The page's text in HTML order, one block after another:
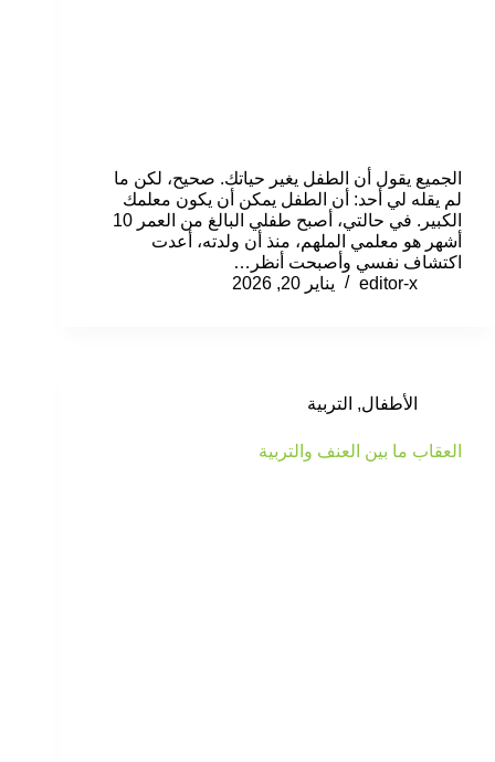
الجميع يقول أن الطفل يغير حياتك. صحيح، لكن ما
لم يقله لي أحد: أن الطفل يمكن أن يكون معلمك
الكبير. في حالتي، أصبح طفلي البالغ من العمر 10
أشهر هو معلمي الملهم، منذ أن ولدته، أعدت
اكتشاف نفسي وأصبحت أنظر…
editor-x
يناير 20, 2026
الأطفال, التربية
العقاب ما بين العنف والتربية